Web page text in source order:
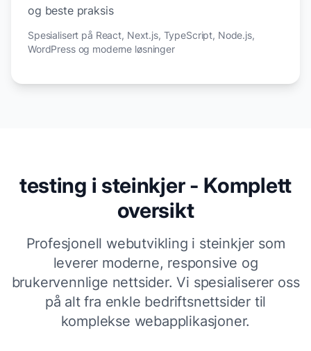
og beste praksis
Spesialisert på React, Next.js, TypeScript, Node.js,
WordPress og moderne løsninger
testing i steinkjer - Komplett
oversikt
Profesjonell webutvikling i steinkjer som
leverer moderne, responsive og
brukervennlige nettsider. Vi spesialiserer oss
på alt fra enkle bedriftsnettsider til
komplekse webapplikasjoner.